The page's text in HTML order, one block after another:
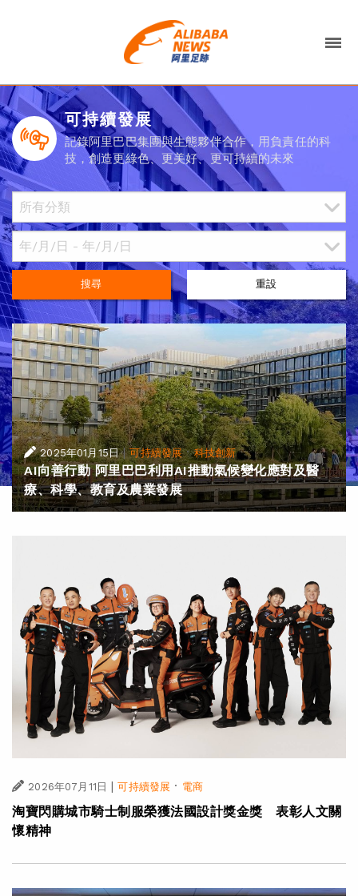
可持續發展
記錄阿里巴巴集團與生態夥伴合作，用負責任的科
技，創造更綠色、更美好、更可持續的未來
搜尋 重設
2025年01月15日 |可持續發展·科技創新
AI向善行動 阿里巴巴利用AI推動氣候變化應對及醫
療、科學、教育及農業發展
2026年07月11日 可持續發展 · 電商
淘寶閃購城市騎士制服榮獲法國設計獎金獎 表彰人文關
懷精神